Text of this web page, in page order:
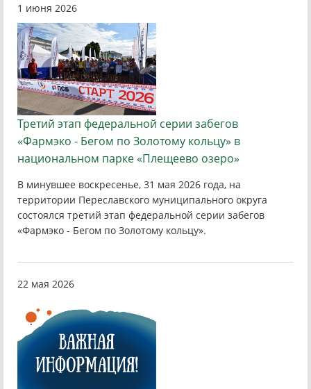
1 июня 2026
Третий этап федеральной серии забегов
«Фармэко - Бегом по Золотому кольцу» в
национальном парке «Плещеево озеро»
В минувшее воскресенье, 31 мая 2026 года, на
территории Переславского муниципального округа
состоялся третий этап федеральной серии забегов
«Фармэко - Бегом по Золотому кольцу».
22 мая 2026